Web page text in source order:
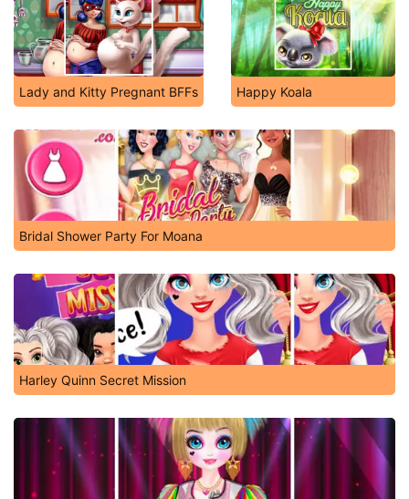
Lady and Kitty Pregnant BFFs Happy Koala
Bridal Shower Party For Moana
Harley Quinn Secret Mission